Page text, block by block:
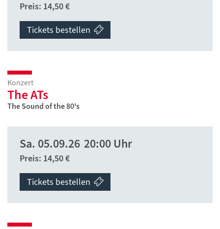
Preis: 14,50 €
Tickets bestellen
Konzert
The ATs
The Sound of the 80's
Sa. 05.09.26 20:00 Uhr
Preis: 14,50 €
Tickets bestellen